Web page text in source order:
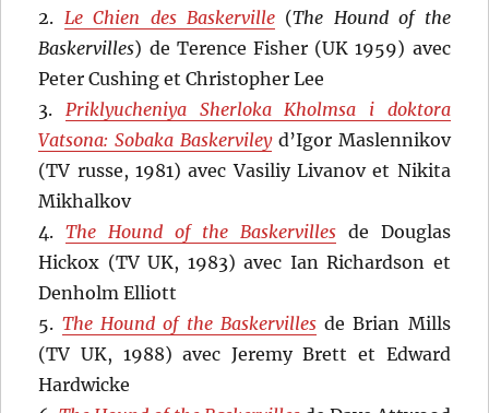
2. Le Chien des Baskerville (The Hound of the
Baskervilles) de Terence Fisher (UK 1959) avec
Peter Cushing et Christopher Lee
3. Priklyucheniya Sherloka Kholmsa i doktora
Vatsona: Sobaka Baskervileyd’Igor Maslennikov
(TV russe, 1981) avec Vasiliy Livanov et Nikita
Mikhalkov
4.The Hound of the Baskervillesde Douglas
Hickox (TV UK, 1983) avec Ian Richardson et
Denholm Elliott
5. The Hound of the Baskervillesde Brian Mills
(TV UK, 1988) avec Jeremy Brett et Edward
Hardwicke